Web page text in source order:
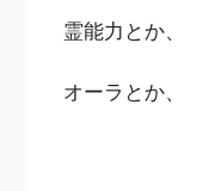
霊能力とか、
オーラとか、